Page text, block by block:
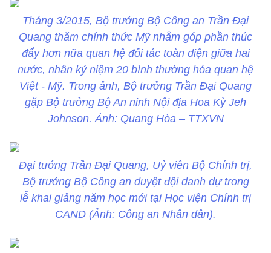
Tháng 3/2015, Bộ trưởng Bộ Công an Trần Đại
Quang thăm chính thức Mỹ nhằm góp phần thúc
đẩy hơn nữa quan hệ đối tác toàn diện giữa hai
nước, nhân kỷ niệm 20 bình thường hóa quan hệ
Việt - Mỹ. Trong ảnh, Bộ trưởng Trần Đại Quang
gặp Bộ trưởng Bộ An ninh Nội địa Hoa Kỳ Jeh
Johnson. Ảnh: Quang Hòa – TTXVN
Đại tướng Trần Đại Quang, Uỷ viên Bộ Chính trị,
Bộ trưởng Bộ Công an duyệt đội danh dự trong
lễ khai giảng năm học mới tại Học viện Chính trị
CAND (Ảnh: Công an Nhân dân).